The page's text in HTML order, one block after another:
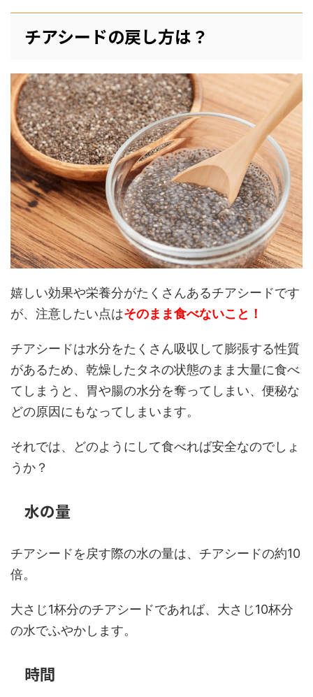
チアシードの戻し方は？
嬉しい効果や栄養分がたくさんあるチアシードです
が、注意したい点はそのまま食べないこと！
チアシードは水分をたくさん吸収して膨張する性質
があるため、乾燥したタネの状態のまま大量に食べ
てしまうと、胃や腸の水分を奪ってしまい、便秘な
どの原因にもなってしまいます。
それでは、どのようにして食べれば安全なのでしょ
うか？
水の量
チアシードを戻す際の水の量は、チアシードの約10
倍。
大さじ1杯分のチアシードであれば、大さじ10杯分
の水でふやかします。
時間